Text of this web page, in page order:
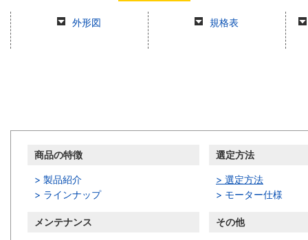
外形図 規格表
商品の特徴
> 製品紹介
> ラインナップ
選定方法
> 選定方法
> モーター仕様
メンテナンス その他